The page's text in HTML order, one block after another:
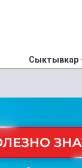
Сыктывкар